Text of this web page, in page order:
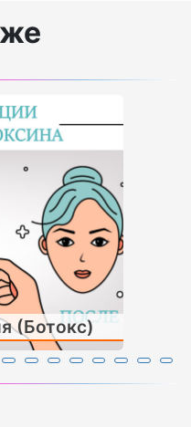
(Ботокс)